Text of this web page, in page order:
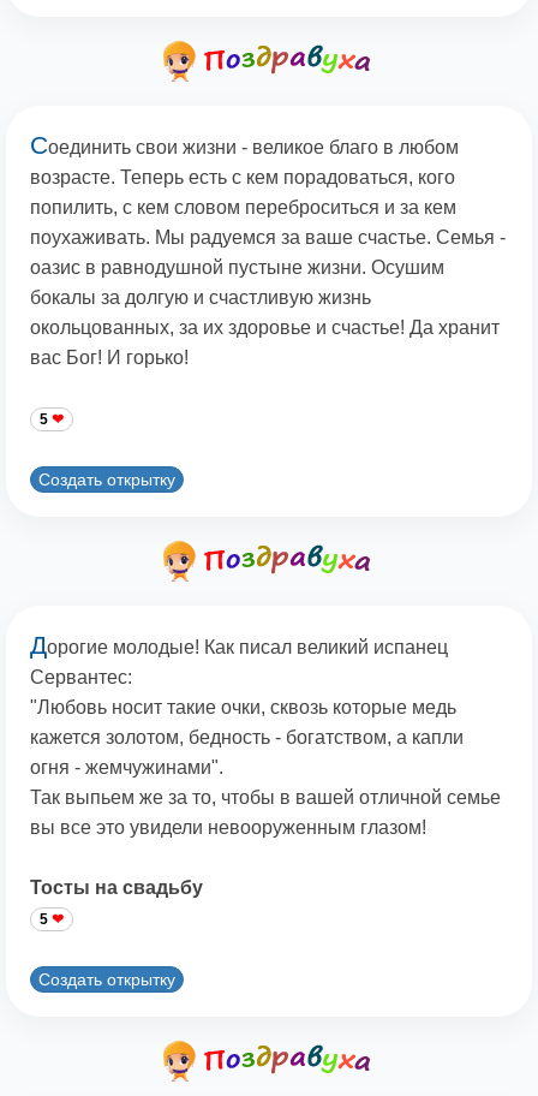
Соединить свои жизни - великое благо в любом
возрасте. Теперь есть с кем порадоваться, кого
попилить, с кем словом переброситься и за кем
поухаживать. Мы радуемся за ваше счастье. Семья -
оазис в равнодушной пустыне жизни. Осушим
бокалы за долгую и счастливую жизнь
окольцованных, за их здоровье и счастье! Да хранит
вас Бог! И горько!
5
Создать открытку
Дорогие молодые! Как писал великий испанец
Сервантес:
"Любовь носит такие очки, сквозь которые медь
кажется золотом, бедность - богатством, а капли
огня - жемчужинами".
Так выпьем же за то, чтобы в вашей отличной семье
вы все это увидели невооруженным глазом!
Тосты на свадьбу
5
Создать открытку